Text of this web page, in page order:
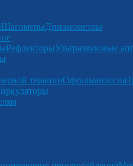
ШагомерыДинамометры
РефлекторыУльтразвуковые
терапииОфтальмология